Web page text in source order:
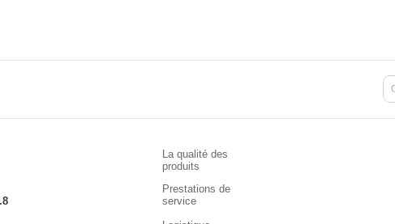
La qualité des
produits
Prestations de
service